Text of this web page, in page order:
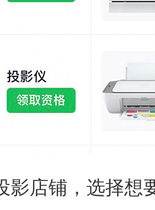
影店铺，选择想